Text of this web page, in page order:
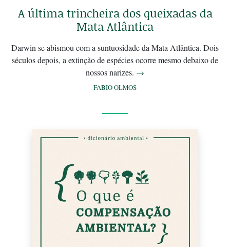
A última trincheira dos queixadas da
Mata Atlântica
Darwin se abismou com a suntuosidade da Mata Atlântica. Dois
séculos depois, a extinção de espécies ocorre mesmo debaixo de
nossos narizes. →
FABIO OLMOS